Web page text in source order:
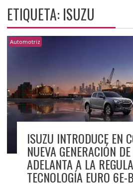
ETIQUETA: ISUZU
Automotriz
ISUZU INTRODUCE EN
NUEVA GENERACIÓN
ADELANTA A LA
TECNOLOGÍA EURO 6E-